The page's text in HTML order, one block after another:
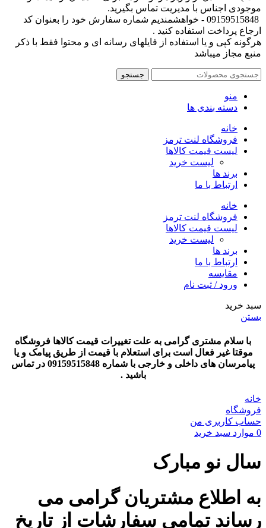
موجودی اجناس با مدیریت تماس بگیرید.
09159515848 - خواهشمندیم شماره سفارش خود را بعنوان کد
ارجاع پرداخت استفاده کنید .
هرگونه کپی و یا استفاده از فایلهای رسانه ای و محتوا فقط با ذکر
منبع مجاز میباشد
جستجو
منو
دسته بندی ها
خانه
فروشگاه لنت ترمز
لیست قیمت کالاها
لیست خرید
برند ها
ارتباط با ما
خانه
فروشگاه لنت ترمز
لیست قیمت کالاها
لیست خرید
برند ها
ارتباط با ما
مقایسه
ورود / ثبت نام
سبد خرید
بستن
با سلام مشتری گرامی به علت تغییرات قیمت کالاها فروشگاه
موقتا غیر فعال است برای استعلام با قیمت از طریق پیامک و یا
پیامرسان های داخلی و خارجی با شماره 09159515848 در تماس
باشید .
خانه
فروشگاه
حساب کاربری من
0 موارد سبد خرید
سال نو مبارک
به اطلاع مشتریان گرامی می
رساند تمامی سفارشات از تاریخ